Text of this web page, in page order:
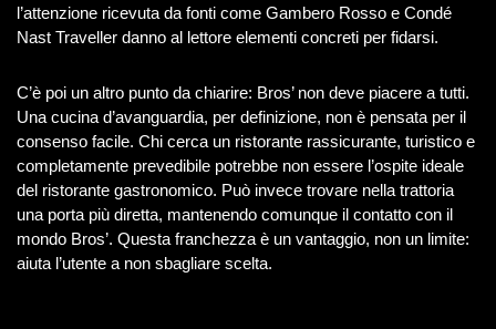
l’attenzione ricevuta da fonti come Gambero Rosso e Condé
Nast Traveller danno al lettore elementi concreti per fidarsi.
C’è poi un altro punto da chiarire: Bros’ non deve piacere a tutti.
Una cucina d’avanguardia, per definizione, non è pensata per il
consenso facile. Chi cerca un ristorante rassicurante, turistico e
completamente prevedibile potrebbe non essere l’ospite ideale
del ristorante gastronomico. Può invece trovare nella trattoria
una porta più diretta, mantenendo comunque il contatto con il
mondo Bros’. Questa franchezza è un vantaggio, non un limite:
aiuta l’utente a non sbagliare scelta.